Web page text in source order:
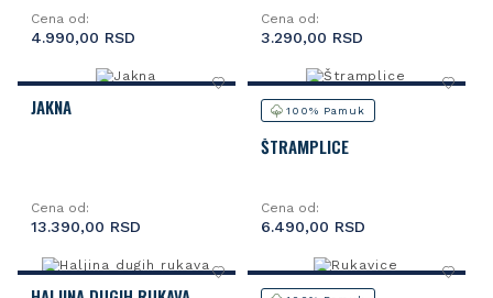
Cena od:
4.990,00 RSD
Cena od:
3.290,00 RSD
JAKNA
Cena od:
13.390,00 RSD
100% Pamuk
ŠTRAMPLICE
Cena od:
6.490,00 RSD